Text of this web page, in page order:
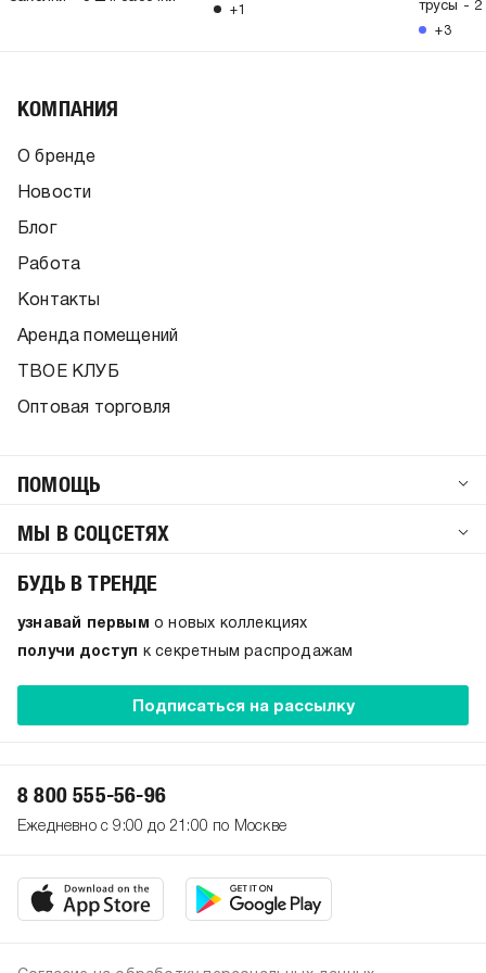
+1
трусы - 2
+3
КОМПАНИЯ
О бренде
Новости
Блог
Работа
Контакты
Аренда помещений
ТВОЕ КЛУБ
Оптовая торговля
ПОМОЩЬ
МЫ В СОЦСЕТЯХ
БУДЬ В ТРЕНДЕ
узнавай первым о новых коллекциях
получи доступ
к секретным распродажам
Подписаться на рассылку
8 800 555-56-96
Ежедневно с 9:00 до 21:00 по Москве